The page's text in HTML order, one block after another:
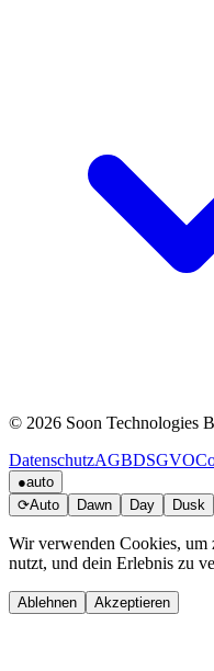
© 2026 Soon Technologies
DatenschutzAGBDSGVO
●auto
⟳Auto Dawn Day Dusk
Wir verwenden Cookies, um
nutzt, und dein Erlebnis zu
Ablehnen Akzeptieren